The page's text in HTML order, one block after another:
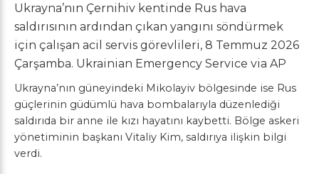
Ukrayna’nın Çernihiv kentinde Rus hava
saldırısının ardından çıkan yangını söndürmek
için çalışan acil servis görevlileri, 8 Temmuz 2026
Çarşamba. Ukrainian Emergency Service via AP
Ukrayna’nın güneyindeki Mikolayiv bölgesinde ise Rus
güçlerinin güdümlü hava bombalarıyla düzenlediği
saldırıda bir anne ile kızı hayatını kaybetti. Bölge askeri
yönetiminin başkanı Vitaliy Kim, saldırıya ilişkin bilgi
verdi.